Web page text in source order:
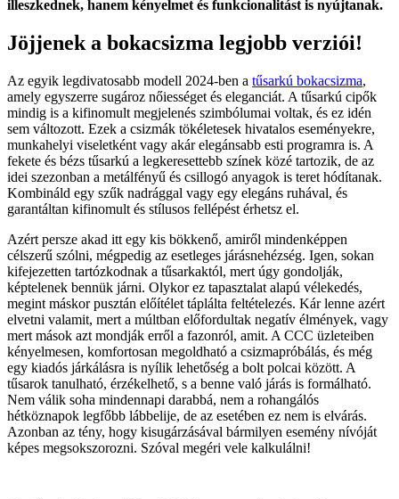
illeszkednek, hanem kényelmet és funkcionalitást is nyújtanak.
Jöjjenek a bokacsizma legjobb verziói!
Az egyik legdivatosabb modell 2024-ben a tűsarkú bokacsizma,
amely egyszerre sugároz nőiességet és eleganciát. A tűsarkú cipők
mindig is a kifinomult megjelenés szimbólumai voltak, és ez idén
sem változott. Ezek a csizmák tökéletesek hivatalos eseményekre,
munkahelyi viseletként vagy akár elegánsabb esti programra is. A
fekete és bézs tűsarkú a legkeresettebb színek közé tartozik, de az
idei szezonban a metálfényű és csillogó anyagok is teret hódítanak.
Kombináld egy szűk nadrággal vagy egy elegáns ruhával, és
garantáltan kifinomult és stílusos fellépést érhetsz el.
Azért persze akad itt egy kis bökkenő, amiről mindenképpen
célszerű szólni, mégpedig az esetleges járásnehézség. Igen, sokan
kifejezetten tartózkodnak a tűsarkaktól, mert úgy gondolják,
képtelenek bennük járni. Olykor ez tapasztalat alapú vélekedés,
megint máskor pusztán előítélet táplálta feltételezés. Kár lenne azért
elvetni valamit, mert a múltban előfordultak negatív élmények, vagy
mert mások azt mondják erről a fazonról, amit. A CCC üzleteiben
kényelmesen, komfortosan megoldható a csizmapróbálás, és még
egy kiadós járkálásra is nyílik lehetőség a bolt polcai között. A
tűsarok tanulható, érzékelhető, s a benne való járás is formálható.
Nem válik soha mindennapi darabbá, nem a rohangálós
hétköznapok legfőbb lábbelije, de az esetében ez nem is elvárás.
Azonban az tény, hogy kisugárzásával bármilyen esemény nívóját
képes megsokszorozni. Szóval megéri vele kalkulálni!